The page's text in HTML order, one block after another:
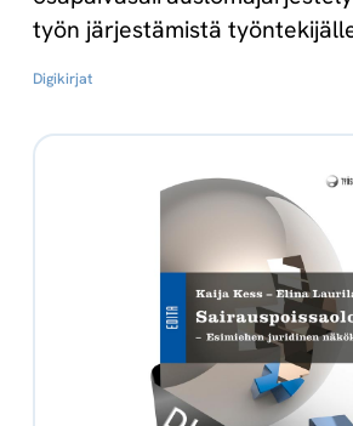
työn järjestämistä
Digikirjat